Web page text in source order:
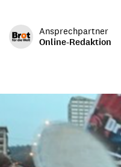
Ansprechpartner
Online-Redaktion